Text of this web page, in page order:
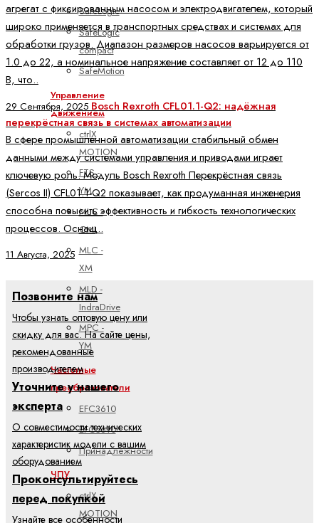
SafeLogic
SafeLogic
compact
SafeMotion
Управление
движением
ctrlX
MOTION
FTS -
YM
MLC -
CML
MLC -
XM
MLD -
IndraDrive
MPC -
YM
Частотные
преобразователи
EFC3610
EFC5610
Принадлежности
ЧПУ
ctrlX
MOTION
агрегат с фиксированным насосом и электродвигателем, который
широко применяется в транспортных средствах и системах для
обработки грузов. Диапазон размеров насосов варьируется от
1.0 до 22, а номинальное напряжение составляет от 12 до 110
В, что..
29 Сентября, 2025 Bosch Rexroth CFL01.1-Q2: надёжная
перекрёстная связь в системах автоматизации
В сфере промышленной автоматизации стабильный обмен
данными между системами управления и приводами играет
ключевую роль. Модуль Bosch Rexroth Перекрёстная связь
(Sercos II) CFL01.1-Q2 показывает, как продуманная инженерия
способна повысить эффективность и гибкость технологических
процессов. Оснащ..
11 Августа, 2025
Позвоните нам
Чтобы узнать оптовую цену или
скидку для вас. На сайте цены,
рекомендованные
производителем
Уточните у нашего
эксперта
О совместимости технических
характеристик модели с вашим
оборудованием
Проконсультируйтесь
перед покупкой
Узнайте все особенности